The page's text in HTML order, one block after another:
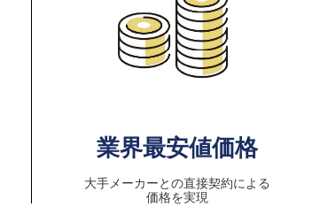
業界最安値価格
大手メーカーとの直接契約による
価格を実現